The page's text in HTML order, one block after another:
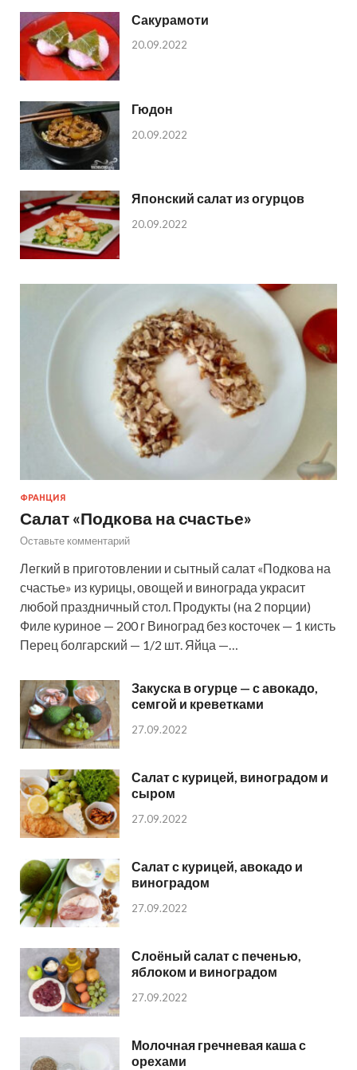
Сакурамоти
20.09.2022
Гюдон
20.09.2022
Японский салат из огурцов
20.09.2022
ФРАНЦИЯ
Салат «Подкова на счастье»
Оставьте комментарий
Легкий в приготовлении и сытный салат «Подкова на
счастье» из курицы, овощей и винограда украсит
любой праздничный стол. Продукты (на 2 порции)
Филе куриное — 200 г Виноград без косточек — 1 кисть
Перец болгарский — 1/2 шт. Яйца —…
Закуска в огурце — с авокадо,
семгой и креветками
27.09.2022
Салат с курицей, виноградом и
сыром
27.09.2022
Салат с курицей, авокадо и
виноградом
27.09.2022
Слоёный салат с печенью,
яблоком и виноградом
27.09.2022
Молочная гречневая каша с
орехами